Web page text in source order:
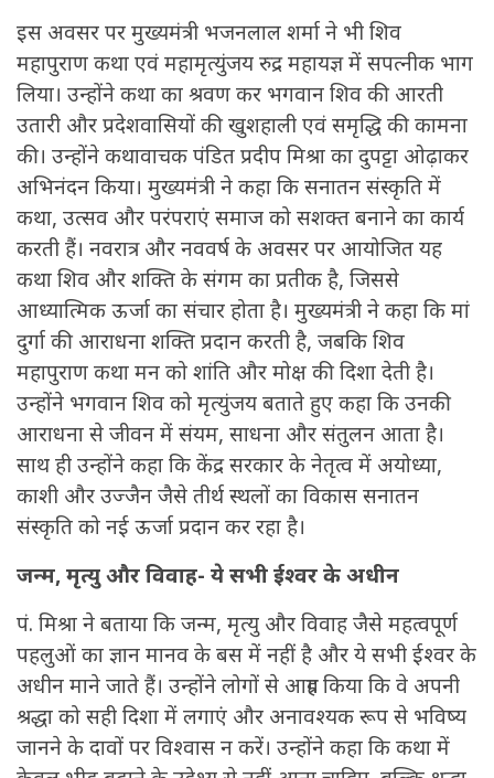
इस अवसर पर मुख्यमंत्री भजनलाल शर्मा ने भी शिव
महापुराण कथा एवं महामृत्युंजय रुद्र महायज्ञ में सपत्नीक भाग
लिया। उन्होंने कथा का श्रवण कर भगवान शिव की आरती
उतारी और प्रदेशवासियों की खुशहाली एवं समृद्धि की कामना
की। उन्होंने कथावाचक पंडित प्रदीप मिश्रा का दुपट्टा ओढ़ाकर
अभिनंदन किया। मुख्यमंत्री ने कहा कि सनातन संस्कृति में
कथा, उत्सव और परंपराएं समाज को सशक्त बनाने का कार्य
करती हैं। नवरात्र और नववर्ष के अवसर पर आयोजित यह
कथा शिव और शक्ति के संगम का प्रतीक है, जिससे
आध्यात्मिक ऊर्जा का संचार होता है। मुख्यमंत्री ने कहा कि मां
दुर्गा की आराधना शक्ति प्रदान करती है, जबकि शिव
महापुराण कथा मन को शांति और मोक्ष की दिशा देती है।
उन्होंने भगवान शिव को मृत्युंजय बताते हुए कहा कि उनकी
आराधना से जीवन में संयम, साधना और संतुलन आता है।
साथ ही उन्होंने कहा कि केंद्र सरकार के नेतृत्व में अयोध्या,
काशी और उज्जैन जैसे तीर्थ स्थलों का विकास सनातन
संस्कृति को नई ऊर्जा प्रदान कर रहा है।
जन्म, मृत्यु और विवाह- ये सभी ईश्वर के अधीन
पं. मिश्रा ने बताया कि जन्म, मृत्यु और विवाह जैसे महत्वपूर्ण
पहलुओं का ज्ञान मानव के बस में नहीं है और ये सभी ईश्वर के
अधीन माने जाते हैं। उन्होंने लोगों से आग्रह किया कि वे अपनी
श्रद्धा को सही दिशा में लगाएं और अनावश्यक रूप से भविष्य
जानने के दावों पर विश्वास न करें। उन्होंने कहा कि कथा में